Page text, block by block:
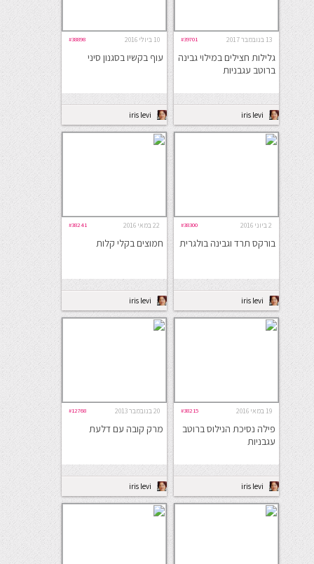
13 בנובמבר 2017 #39701
גלילות חצילים במילוי גבינה
ברוטב עגבניות
iris levi
10 ביולי 2016 #38898
עוף בקשיו בסגנון סיני
iris levi
2 ביוני 2016 #38300
בורקס תרד וגבינה בולגרית
iris levi
22 במאי 2016 #38241
חמוצים בקלי קלות
iris levi
19 במאי 2016 #38215
פילה נסיכת הנילוס ברוטב
עגבניות
iris levi
20 בנובמבר 2013 #12768
מרק קובה עם דלעת
iris levi